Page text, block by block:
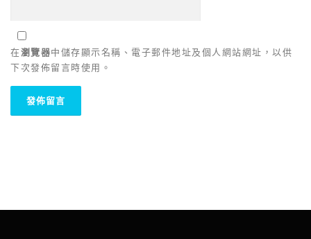
在瀏覽器中儲存顯示名稱、電子郵件地址及個人網站網址，以供
下次發佈留言時使用。